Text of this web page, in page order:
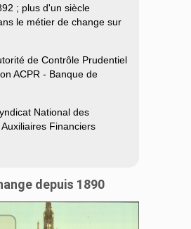
; plus d'un siècle
le métier de change sur
de Contrôle Prudentiel
ACPR - Banque de
National des
Financiers
depuis 1890